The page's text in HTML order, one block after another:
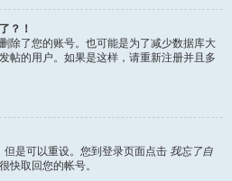
？！
除了您的账号。也可能是为了减少数据库大
帖的用户。如果是这样，请重新注册并且多
是可以重设。您到登录页面点击 我忘了自
快取回您的帐号。